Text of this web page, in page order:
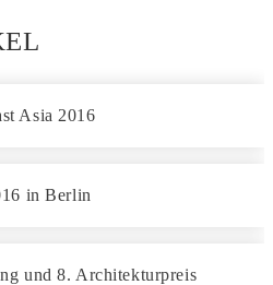
Asia 2016
in Berlin
und 8. Architekturpreis